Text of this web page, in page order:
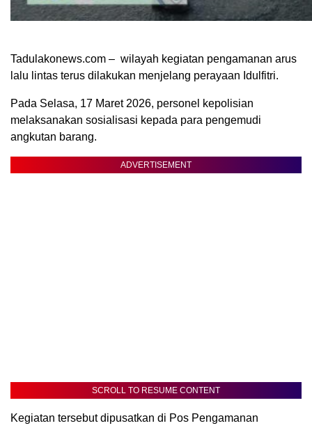
Tadulakonews.com – wilayah kegiatan pengamanan arus
lalu lintas terus dilakukan menjelang perayaan Idulfitri.
Pada Selasa, 17 Maret 2026, personel kepolisian
melaksanakan sosialisasi kepada para pengemudi
angkutan barang.
ADVERTISEMENT
SCROLL TO RESUME CONTENT
Kegiatan tersebut dipusatkan di Pos Pengamanan